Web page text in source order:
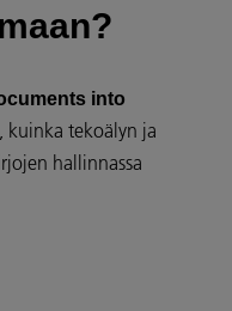
into
kuinka tekoälyn ja
hallinnassa